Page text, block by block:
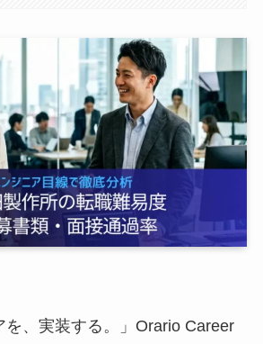
を、実装する。」Orario Career